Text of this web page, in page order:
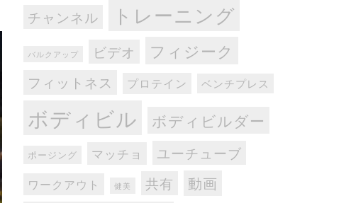
チャンネル トレーニング
バルクアップ ビデオ フィジーク
フィットネス プロテイン ベンチプレス
ボディビル ボディビルダー
ポージング マッチョ ユーチューブ
ワークアウト 健美 共有 動画